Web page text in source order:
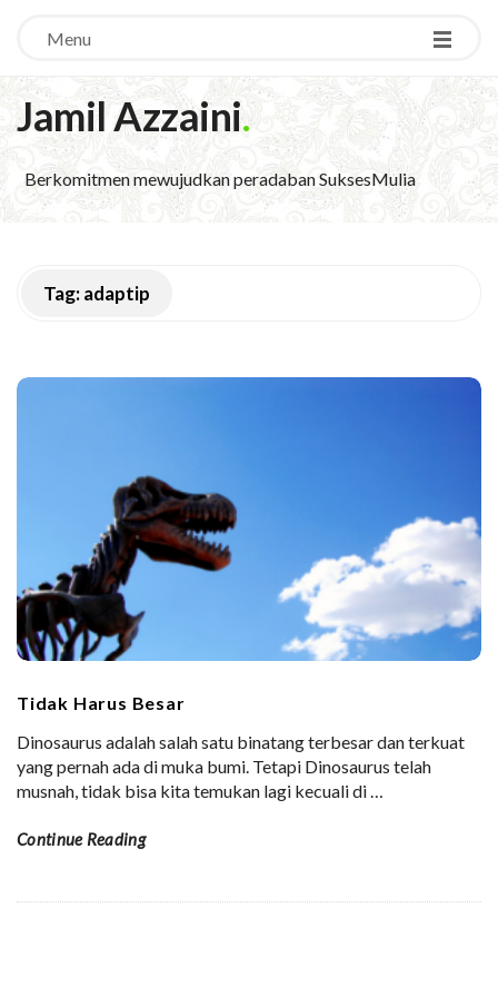
Menu
Jamil Azzaini.
Berkomitmen mewujudkan peradaban SuksesMulia
Tag:adaptip
Tidak Harus Besar
Dinosaurus adalah salah satu binatang terbesar dan terkuat
yang pernah ada di muka bumi. Tetapi Dinosaurus telah
musnah, tidak bisa kita temukan lagi kecuali di…
Continue Reading